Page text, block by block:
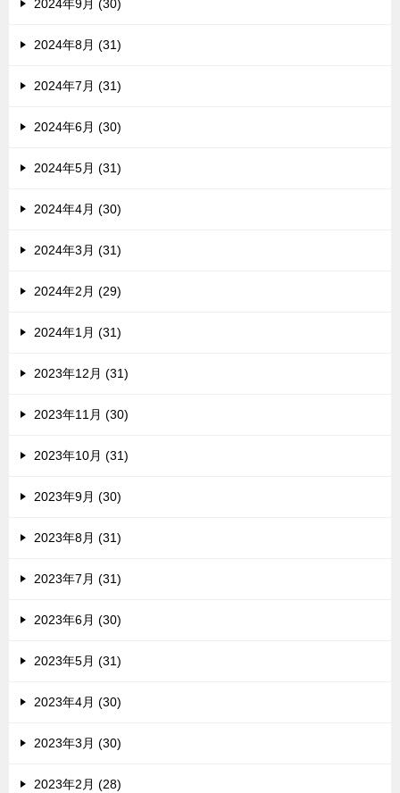
2024年9月 (30)
2024年8月 (31)
2024年7月 (31)
2024年6月 (30)
2024年5月 (31)
2024年4月 (30)
2024年3月 (31)
2024年2月 (29)
2024年1月 (31)
2023年12月 (31)
2023年11月 (30)
2023年10月 (31)
2023年9月 (30)
2023年8月 (31)
2023年7月 (31)
2023年6月 (30)
2023年5月 (31)
2023年4月 (30)
2023年3月 (30)
2023年2月 (28)